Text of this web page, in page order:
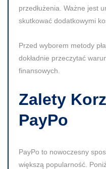
przedłużenia. Ważne jest
skutkować dodatkowymi
Przed wyborem metody
dokładnie przeczytać
finansowych.
Zalety
PayPo
PayPo to nowoczesny
większą popularność.